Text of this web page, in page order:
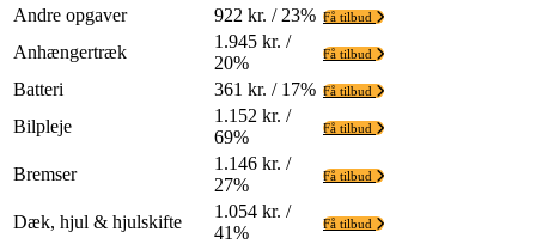
Andre opgaver 922 kr. / 23% Få tilbud
Anhængertræk
1.945 kr. /
20%
Få tilbud
Batteri 361 kr. / 17% Få tilbud
Bilpleje
1.152 kr. /
69%
Få tilbud
Bremser
1.146 kr. /
27%
Få tilbud
Dæk, hjul & hjulskifte
1.054 kr. /
41%
Få tilbud